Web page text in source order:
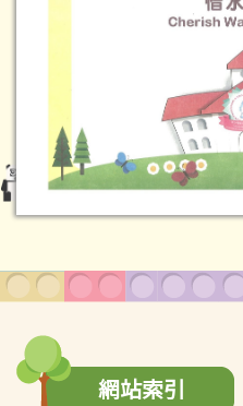
網站索引